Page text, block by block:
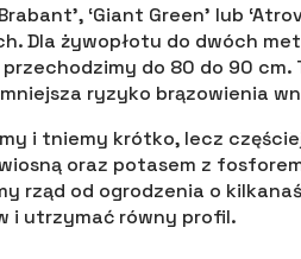
‘Giant Green’ lub
Dla żywopłotu do dwóch
do 80 do 90 cm.
ryzyko brązowienia
i tniemy krótko, lecz
oraz potasem z
rząd od ogrodzenia o
i utrzymać równy profil.